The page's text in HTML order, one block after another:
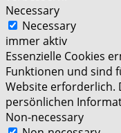
Necessary
Necessary
immer aktiv
Essenzielle Cookies
Funktionen und sind
Website erforderlich.
persönlichen
Non-necessary